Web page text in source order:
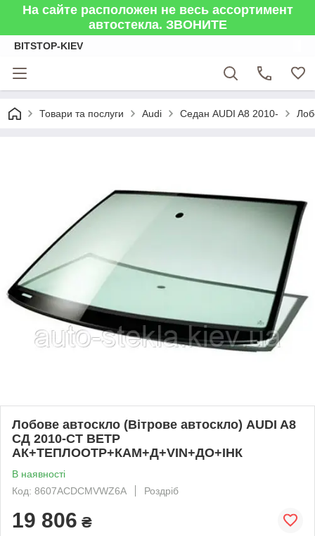
На сайте расположен не весь ассортимент
автостекла. ЗВОНИТЕ
BITSTOP-KIEV
Товари та послуги Audi Седан AUDI A8 2010-
Лобове автоскло (Вітрове автоскло) AUDI A8
СД 2010-СТ ВЕТР
АК+ТЕПЛООТР+КАМ+Д+VIN+ДО+ІНК
В наявності
Код: 8607ACDCMVWZ6A
Роздріб
19 806 ₴